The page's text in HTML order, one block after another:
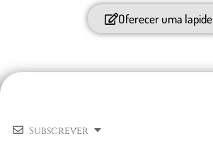
Oferecer uma lapide
Subscrever